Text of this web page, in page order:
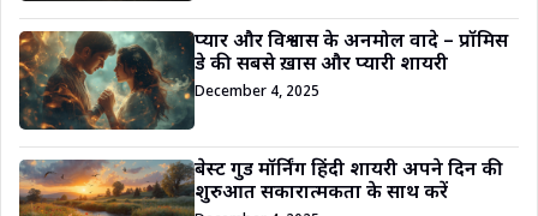
प्यार और विश्वास के अनमोल वादे – प्रॉमिस
डे की सबसे ख़ास और प्यारी शायरी
December 4, 2025
बेस्ट गुड मॉर्निंग हिंदी शायरी अपने दिन की
शुरुआत सकारात्मकता के साथ करें